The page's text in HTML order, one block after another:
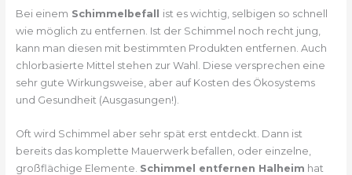
Bei einem Schimmelbefall ist es wichtig, selbigen so schnell
wie möglich zu entfernen. Ist der Schimmel noch recht jung,
kann man diesen mit bestimmten Produkten entfernen. Auch
chlorbasierte Mittel stehen zur Wahl. Diese versprechen eine
sehr gute Wirkungsweise, aber auf Kosten des Ökosystems
und Gesundheit (Ausgasungen!).
Oft wird Schimmel aber sehr spät erst entdeckt. Dann ist
bereits das komplette Mauerwerk befallen, oder einzelne,
großflächige Elemente. Schimmel entfernen Halheim hat